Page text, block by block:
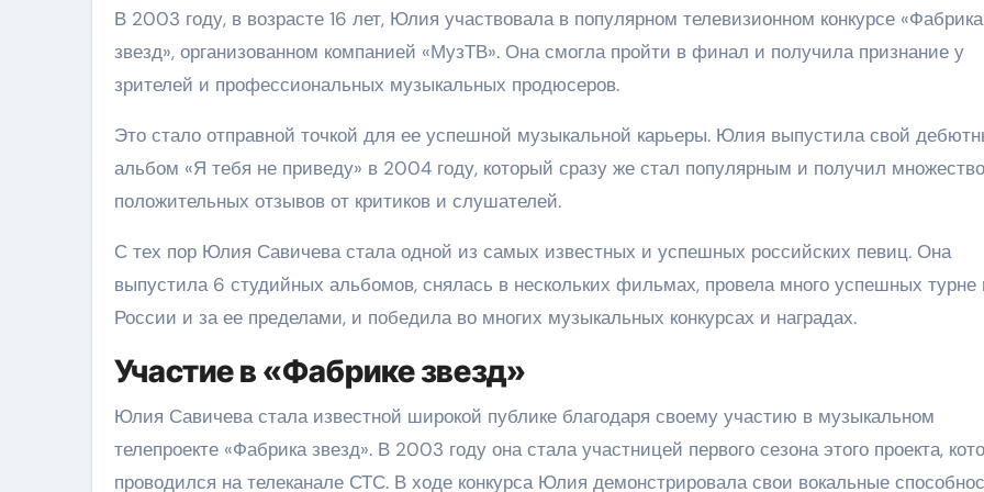
В 2003 году, в возрасте 16 лет, Юлия участвовала в популярном телевизионном конкурсе «Фабрика
звезд», организованном компанией «МузТВ». Она смогла пройти в финал и получила признание у
зрителей и профессиональных музыкальных продюсеров.
Это стало отправной точкой для ее успешной музыкальной карьеры. Юлия выпустила свой
альбом «Я тебя не приведу» в 2004 году, который сразу же стал популярным и получил множество
положительных отзывов от критиков и слушателей.
С тех пор Юлия Савичева стала одной из самых известных и успешных российских певиц. Она
выпустила 6 студийных альбомов, снялась в нескольких фильмах, провела много успешных турне
России и за ее пределами, и победила во многих музыкальных конкурсах и наградах.
Участие в «Фабрике звезд»
Юлия Савичева стала известной широкой публике благодаря своему участию в музыкальном
телепроекте «Фабрика звезд». В 2003 году она стала участницей первого сезона этого проекта,
проводился на телеканале СТС. В ходе конкурса Юлия демонстрировала свои вокальные